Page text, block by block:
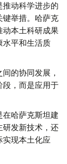
动科学进步的
键举措。哈萨克
动本土科研成果
水平和生活质
的协同发展，
段，而是应用于
哈萨克斯坦建
研发新技术，还
实现本土化应